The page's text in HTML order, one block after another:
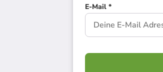
E-Mail *